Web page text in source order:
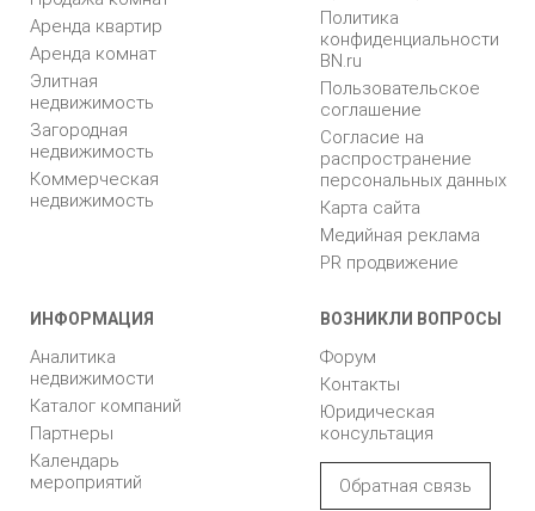
Аренда квартир
Аренда комнат
Элитная
недвижимость
Загородная
недвижимость
Коммерческая
недвижимость
Политика
конфиденциальности
BN.ru
Пользовательское
соглашение
Согласие на
распространение
персональных данных
Карта сайта
Медийная реклама
PR продвижение
ИНФОРМАЦИЯ
Аналитика
недвижимости
Каталог компаний
Партнеры
Календарь
мероприятий
ВОЗНИКЛИ ВОПРОСЫ
Форум
Контакты
Юридическая
консультация
Обратная связь